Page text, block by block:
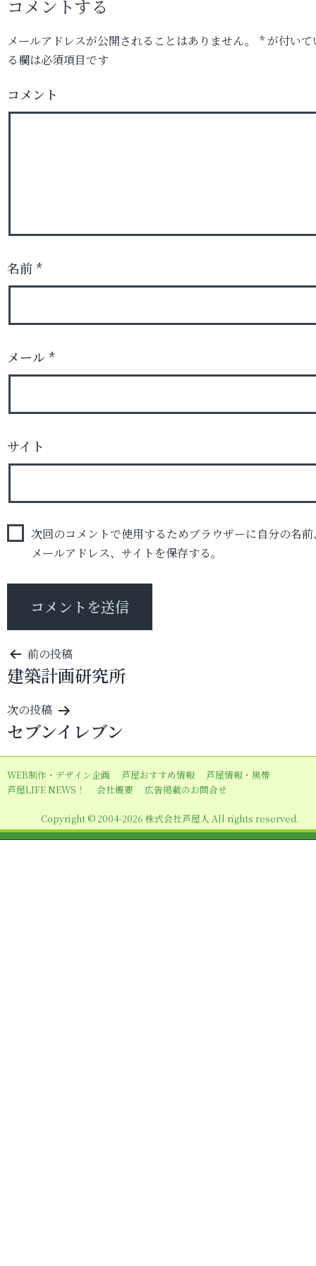
コメントする
メールアドレスが公開されることはありません。 *が付いて
る欄は必須項目です
コメント
名前 *
メール *
サイト
次回のコメントで使用するためブラウザーに自分の名前
メールアドレス、サイトを保存する。
投
稿
ナ
ビ
ゲ
ー
シ
ン
前の投稿
建築計画研究所
次の投稿
セブンイレブン
WEB制作・デザイン企画 芦屋おすすめ情報
芦屋情報・黒帯
芦屋LIFE NEWS！
会社概要 広告掲載のお問合せ
Copyright © 2004-2026 株式会社芦屋人 All rights reserved.